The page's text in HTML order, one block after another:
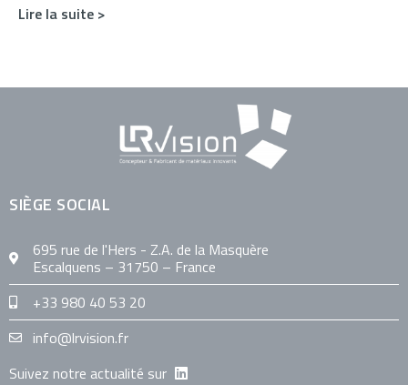
Lire la suite >
SIÈGE SOCIAL
695 rue de l'Hers - Z.A. de la Masquère
Escalquens – 31750 – France
+33 980 40 53 20
info@lrvision.fr
Suivez notre actualité sur